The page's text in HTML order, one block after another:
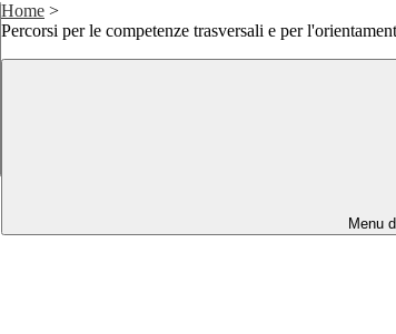
Home >
Percorsi per le competenze trasversali e per
Menu